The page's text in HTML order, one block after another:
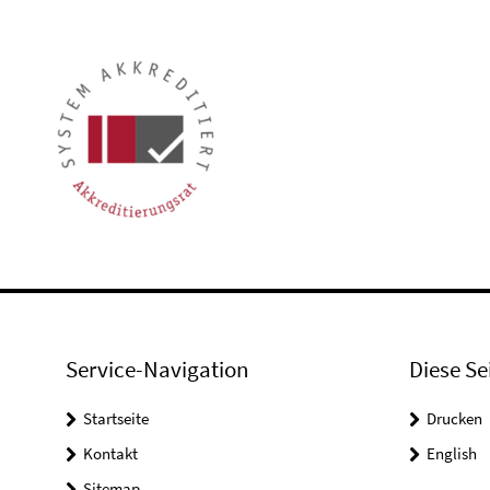
Service-Navigation
Startseite
Kontakt
Diese
Drucken
English